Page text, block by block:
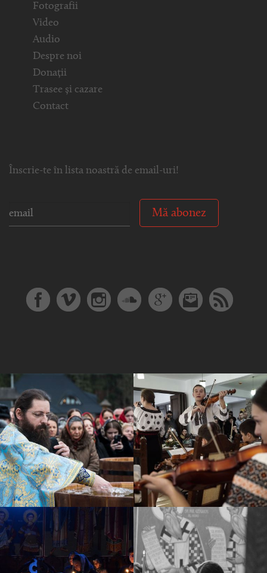
Fotografii
Video
Audio
Despre noi
Donații
Trasee și cazare
Contact
Înscrie-te în lista noastră de email-uri!
Mă abonez